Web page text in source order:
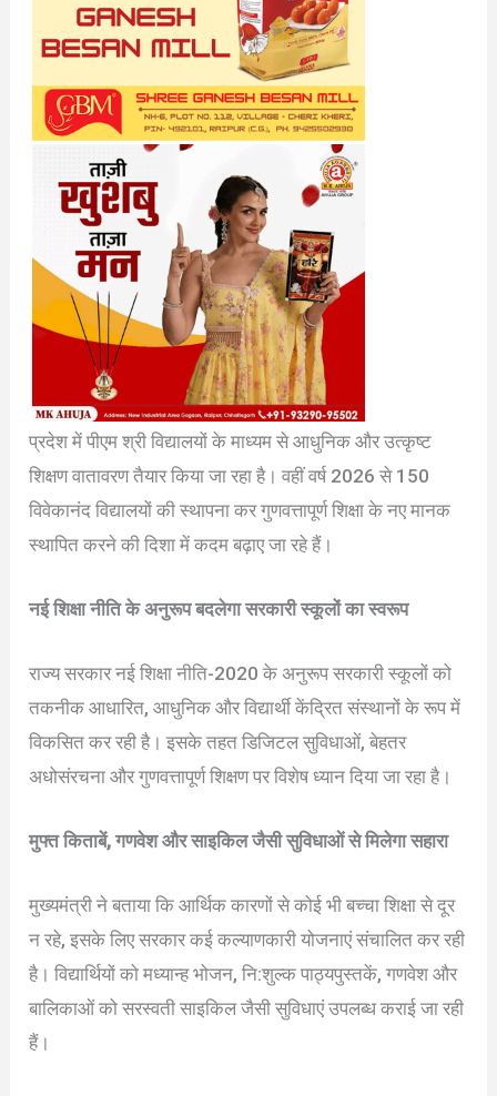
प्रदेश में पीएम श्री विद्यालयों के माध्यम से आधुनिक और उत्कृष्ट
शिक्षण वातावरण तैयार किया जा रहा है। वहीं वर्ष 2026 से 150
विवेकानंद विद्यालयों की स्थापना कर गुणवत्तापूर्ण शिक्षा के नए मानक
स्थापित करने की दिशा में कदम बढ़ाए जा रहे हैं।
नई शिक्षा नीति के अनुरूप बदलेगा सरकारी स्कूलों का स्वरूप
राज्य सरकार नई शिक्षा नीति-2020 के अनुरूप सरकारी स्कूलों को
तकनीक आधारित, आधुनिक और विद्यार्थी केंद्रित संस्थानों के रूप में
विकसित कर रही है। इसके तहत डिजिटल सुविधाओं, बेहतर
अधोसंरचना और गुणवत्तापूर्ण शिक्षण पर विशेष ध्यान दिया जा रहा है।
मुफ्त किताबें, गणवेश और साइकिल जैसी सुविधाओं से मिलेगा सहारा
मुख्यमंत्री ने बताया कि आर्थिक कारणों से कोई भी बच्चा शिक्षा से दूर
न रहे, इसके लिए सरकार कई कल्याणकारी योजनाएं संचालित कर रही
है। विद्यार्थियों को मध्यान्ह भोजन, नि:शुल्क पाठ्यपुस्तकें, गणवेश और
बालिकाओं को सरस्वती साइकिल जैसी सुविधाएं उपलब्ध कराई जा रही
हैं।